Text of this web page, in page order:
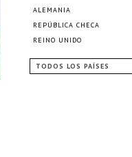
ALEMANIA
REPÚBLICA CHECA
REINO UNIDO
TODOS LOS PAÍSES